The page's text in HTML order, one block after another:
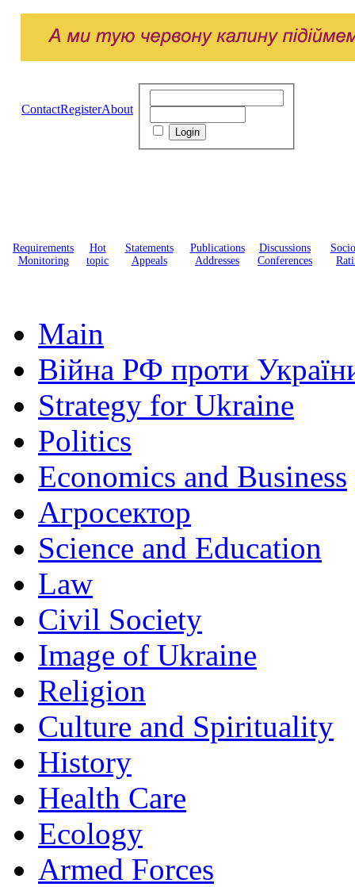
ContactRegisterAbout
Requirements
Monitoring
Hot
topic
Statements
Appeals
Publications
Addresses
Discussions
Conferences
Main
Війна РФ проти
Strategy for Ukraine
Politics
Economics and Business
Агросектор
Science and Education
Law
Civil Society
Image of Ukraine
Religion
Culture and Spirituality
History
Health Care
Ecology
Armed Forces